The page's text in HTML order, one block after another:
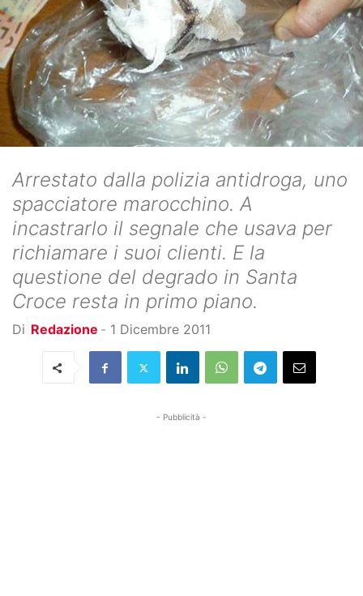
Arrestato dalla polizia antidroga, uno
spacciatore marocchino. A
incastrarlo il segnale che usava per
richiamare i suoi clienti. E la
questione del degrado in Santa
Croce resta in primo piano.
Di Redazione - 1 Dicembre 2011
- Pubblicità -